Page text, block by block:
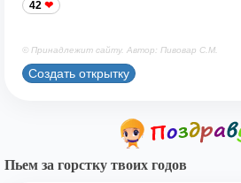
42
© Принадлежит сайту. Автор: Пивовар С.М.
Создать открытку
Пьем за горстку твоих годов